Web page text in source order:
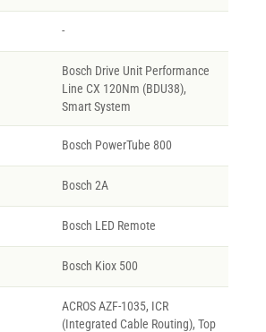
-
Bosch Drive Unit Performance
Line CX 120Nm (BDU38),
Smart System
Bosch PowerTube 800
Bosch 2A
Bosch LED Remote
Bosch Kiox 500
ACROS AZF-1035, ICR
(Integrated Cable Routing), Top